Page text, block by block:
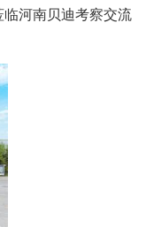
河南贝迪考察交流